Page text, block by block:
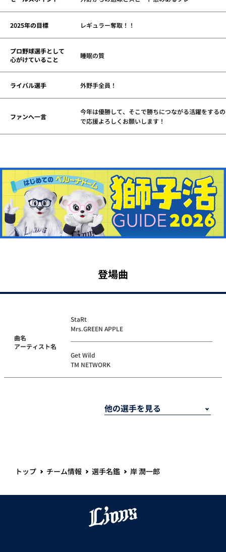
2025年の目標 レギュラー奪取！！
プロ野球選手として
心がけていること
睡眠の質
ライバル選手 外野手全員！
ファンへ一言
今年は優勝して、そこで勝ちにつながる活躍をするの
で応援よろしくお願いします！
登場曲
曲名
アーティスト名
StaRt
Mrs.GREEN APPLE
Get Wild
TM NETWORK
トップ チーム情報 選手名鑑 岸 潤一郎